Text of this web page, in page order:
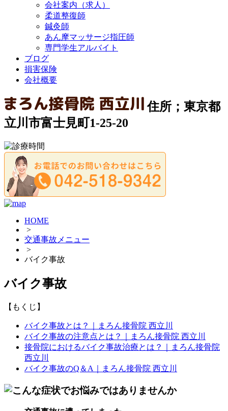
会社案内（求人）
柔道整復師
鍼灸師
あん摩マッサージ指圧師
専門学生アルバイト
ブログ
損害保険
会社概要
住所；東京都
立川市富士見町1-25-20
HOME
>
交通事故メニュー
>
バイク事故
バイク事故
【もくじ】
バイク事故とは？｜まろん接骨院 西立川
バイク事故の注意点とは？｜まろん接骨院 西立川
接骨院におけるバイク事故治療とは？｜まろん接骨院
西立川
バイク事故のQ＆A｜まろん接骨院 西立川